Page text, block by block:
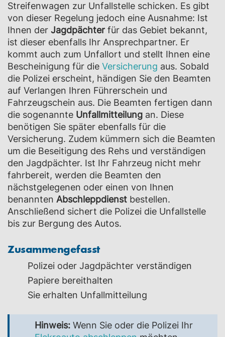
Streifenwagen zur Unfallstelle schicken. Es gibt
von dieser Regelung jedoch eine Ausnahme: Ist
Ihnen der Jagdpächter für das Gebiet bekannt,
ist dieser ebenfalls Ihr Ansprechpartner. Er
kommt auch zum Unfallort und stellt Ihnen eine
Bescheinigung für die Versicherung aus. Sobald
die Polizei erscheint, händigen Sie den Beamten
auf Verlangen Ihren Führerschein und
Fahrzeugschein aus. Die Beamten fertigen dann
die sogenannte Unfallmitteilung an. Diese
benötigen Sie später ebenfalls für die
Versicherung. Zudem kümmern sich die Beamten
um die Beseitigung des Rehs und verständigen
den Jagdpächter. Ist Ihr Fahrzeug nicht mehr
fahrbereit, werden die Beamten den
nächstgelegenen oder einen von Ihnen
benannten Abschleppdienst bestellen.
Anschließend sichert die Polizei die Unfallstelle
bis zur Bergung des Autos.
Zusammengefasst
Polizei oder Jagdpächter verständigen
Papiere bereithalten
Sie erhalten Unfallmitteilung
Hinweis: Wenn Sie oder die Polizei Ihr